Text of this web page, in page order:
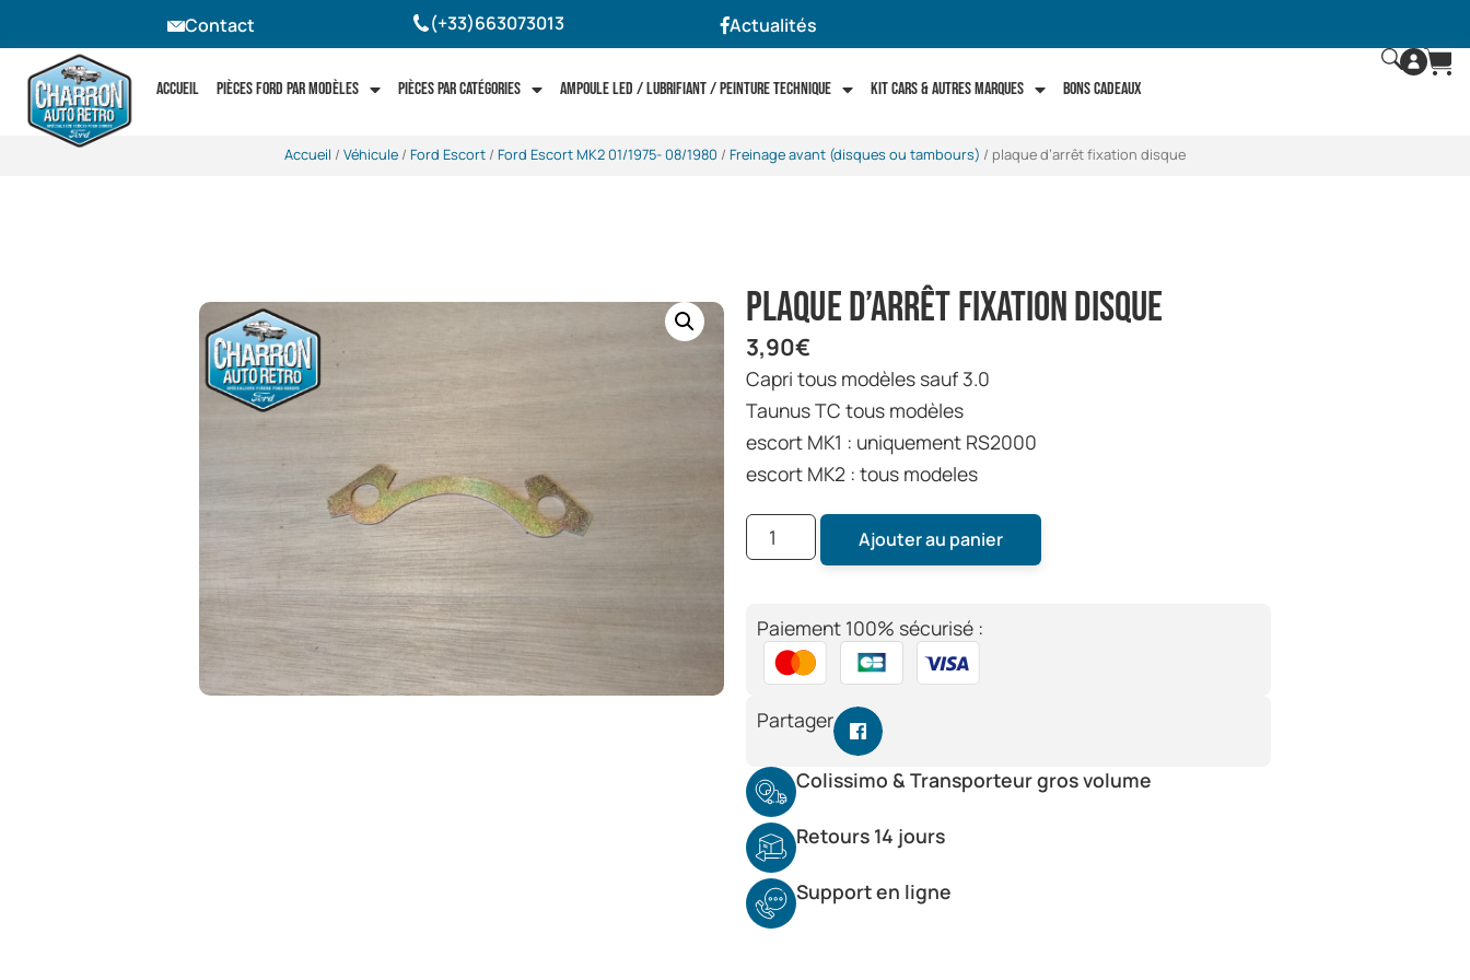
Contact (+33)663073013 Actualités
Accueil Pièces Ford par modèles Pièces par catégories Ampoule LED / Lubrifiant / Peinture technique Kit cars & autres marques Bons Cadeaux
Accueil / Véhicule / Ford Escort / Ford Escort MK2 01/1975- 08/1980 / Freinage avant (disques ou tambours) / plaque d’arrêt fixation disque
plaque d’arrêt fixation disque
3,90€
capri tous modèles sauf 3.0
Taunus TC tous modèles
escort MK1 : uniquement RS2000
escort MK2 : tous modeles
Ajouter au panier
Paiement 100% sécurisé :
Partager
Colissimo & Transporteur gros volume
Retours 14 jours
Support en ligne